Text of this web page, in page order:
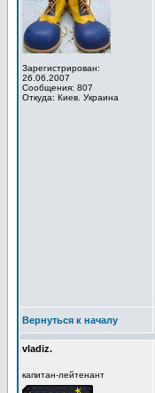
Зарегистрирован:
26.06.2007
Сообщения: 807
Откуда: Киев. Украина
Вернуться к началу
vladiz.
капитан-лейтенант